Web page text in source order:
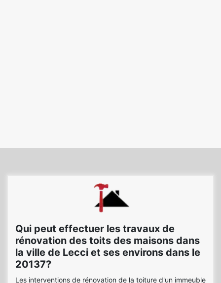
Qui peut effectuer les travaux de
rénovation des toits des maisons dans
la ville de Lecci et ses environs dans le
20137?
Les interventions de rénovation de la toiture d'un immeuble